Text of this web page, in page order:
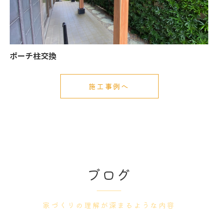
ポーチ柱交換
施工事例へ
家づくりの理解が深まるような内容
ブログ